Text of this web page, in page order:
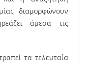
διαμορφώνουν
άμεσα τις
τα τελευταία